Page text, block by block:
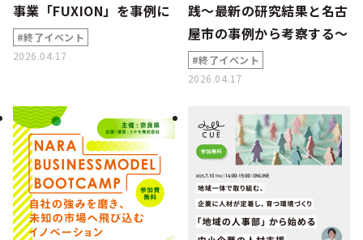
事業「FUXION」を事例に
#終了イベント
2026.04.17
践～最新の研究結果と名古
屋市の事例から考察する〜
#終了イベント
2026.04.17